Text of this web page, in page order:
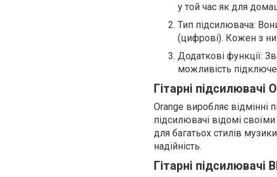
у той час як для
Тип підсилювача:
(цифрові). Кожен з
Додаткові функції:
можливість
Гітарні підсилювачі
Orange виробляє відмінні
підсилювачі відомі
для багатьох стилів
надійність.
Гітарні підсилювачі